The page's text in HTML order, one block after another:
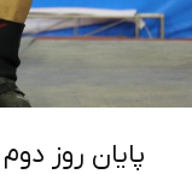
پایان روز